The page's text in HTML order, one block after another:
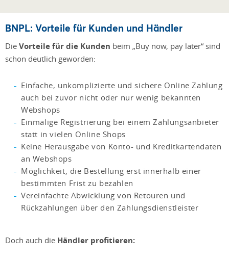
BNPL: Vorteile für Kunden und Händler
Die Vorteile für die Kunden beim „Buy now, pay later“ sind
schon deutlich geworden:
Einfache, unkomplizierte und sichere Online Zahlung
auch bei zuvor nicht oder nur wenig bekannten
Webshops
Einmalige Registrierung bei einem Zahlungsanbieter
statt in vielen Online Shops
Keine Herausgabe von Konto- und Kreditkartendaten
an Webshops
Möglichkeit, die Bestellung erst innerhalb einer
bestimmten Frist zu bezahlen
Vereinfachte Abwicklung von Retouren und
Rückzahlungen über den Zahlungsdienstleister
Doch auch die Händler profitieren: